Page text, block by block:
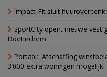
Impact Fit sluit
SportCity opent nieuwe
Doetinchem
Portaal: 'Afschaffing
3.000 extra woningen mogelijk'